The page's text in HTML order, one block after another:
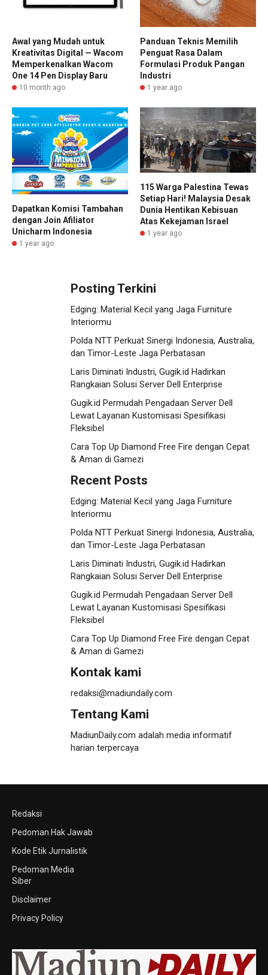
Awal yang Mudah untuk
Kreativitas Digital — Wacom
Memperkenalkan Wacom
One 14 Pen Display Baru
10 month ago
Panduan Teknis Memilih
Penguat Rasa Dalam
Formulasi Produk Pangan
Industri
1 year ago
Dapatkan Komisi Tambahan
dengan Join Afiliator
Unicharm Indonesia
1 year ago
115 Warga Palestina Tewas
Setiap Hari! Malaysia Desak
Dunia Hentikan Kebisuan
Atas Kekejaman Israel
1 year ago
Posting Terkini
Edging: Material Kecil yang Jaga Furniture
Interiormu
Polda NTT Perkuat Sinergi Indonesia, Australia,
dan Timor-Leste Jaga Perbatasan
Laris Diminati Industri, Gugik.id Hadirkan
Rangkaian Solusi Server Dell Enterprise
Gugik.id Permudah Pengadaan Server Dell
Lewat Layanan Kustomisasi Spesifikasi
Fleksibel
Cara Top Up Diamond Free Fire dengan Cepat
& Aman di Gamezi
Recent Posts
Edging: Material Kecil yang Jaga Furniture
Interiormu
Polda NTT Perkuat Sinergi Indonesia, Australia,
dan Timor-Leste Jaga Perbatasan
Laris Diminati Industri, Gugik.id Hadirkan
Rangkaian Solusi Server Dell Enterprise
Gugik.id Permudah Pengadaan Server Dell
Lewat Layanan Kustomisasi Spesifikasi
Fleksibel
Cara Top Up Diamond Free Fire dengan Cepat
& Aman di Gamezi
Kontak kami
redaksi@madiundaily.com
Tentang Kami
MadiunDaily.com adalah media informatif
harian terpercaya
Redaksi
Pedoman Hak Jawab
Kode Etik Jurnalistik
Pedoman Media
Siber
Disclaimer
Privacy Policy